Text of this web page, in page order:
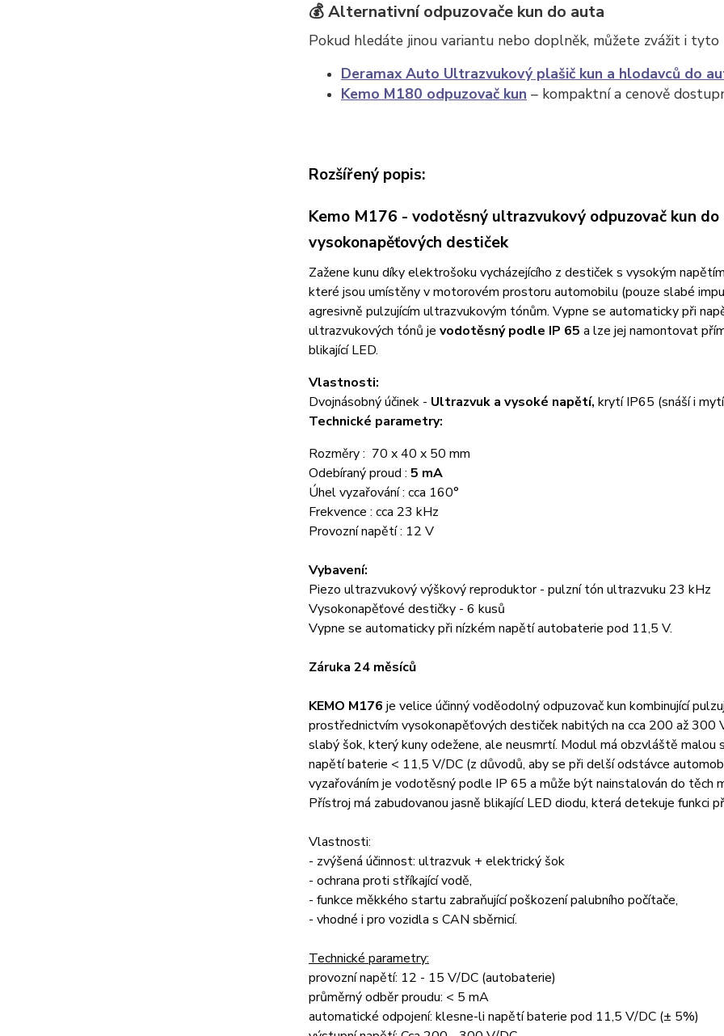
💰Alternativní odpuzovače kun do auta
Pokud hledáte jinou variantu nebo doplněk, můžete zvážit i tyto
Deramax Auto Ultrazvukový plašič kun a hlodavců do
Kemo M180 odpuzovač kun – kompaktní a cenově
Rozšířený popis:
Kemo M176 - vodotěsný ultrazvukový odpuzovač kun
vysokonapěťových destiček
Zažene kunu díky elektrošoku vycházejícího z destiček s vysokým
které jsou umístěny v motorovém prostoru automobilu (pouze slabé
agresivně pulzujícím ultrazvukovým tónům. Vypne se automaticky při
ultrazvukových tónů je vodotěsný podle IP 65 a lze jej namontovat
blikající LED.
Vlastnosti:
Dvojnásobný účinek - Ultrazvuk a vysoké napětí, krytí IP65 (snáší i
Technické parametry:
Rozměry : 70 x 40 x 50 mm
Odebíraný proud : 5 mA
Úhel vyzařování : cca 160°
Frekvence : cca 23 kHz
Provozní napětí : 12 V
Vybavení:
Piezo ultrazvukový výškový reproduktor - pulzní tón ultrazvuku 23 kHz
Vysokonapěťové destičky - 6 kusů
Vypne se automaticky při nízkém napětí autobaterie pod 11,5 V.
Záruka 24 měsíců
KEMO M176 je velice účinný voděodolný odpuzovač kun kombinující
prostřednictvím vysokonapěťových destiček nabitých na cca 200 až
slabý šok, který kuny odežene, ale neusmrtí. Modul má obzvláště
napětí baterie < 11,5 V/DC (z důvodů, aby se při delší odstávce
vyzařováním je vodotěsný podle IP 65 a může být nainstalován do
Přístroj má zabudovanou jasně blikající LED diodu, která detekuje funkci
Vlastnosti:
- zvýšená účinnost: ultrazvuk + elektrický šok
- ochrana proti stříkající vodě,
- funkce měkkého startu zabraňující poškození palubního počítače,
- vhodné i pro vozidla s CAN sběrnicí.
Technické parametry:
provozní napětí: 12 - 15 V/DC (autobaterie)
průměrný odběr proudu: < 5 mA
automatické odpojení: klesne-li napětí baterie pod 11,5 V/DC (± 5%)